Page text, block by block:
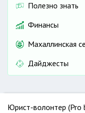
Полезно знать
Финансы
Махаллинская
Дайджесты
Юрист-волонтер (Pro